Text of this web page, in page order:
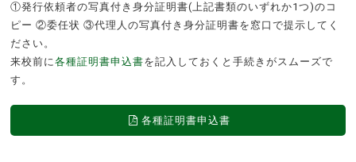
①発行依頼者の写真付き身分証明書(上記書類のいずれか1つ)のコ
ピー ②委任状 ③代理人の写真付き身分証明書を窓口で提示してく
ださい。
来校前に各種証明書申込書を記入しておくと手続きがスムーズで
す。
各種証明書申込書